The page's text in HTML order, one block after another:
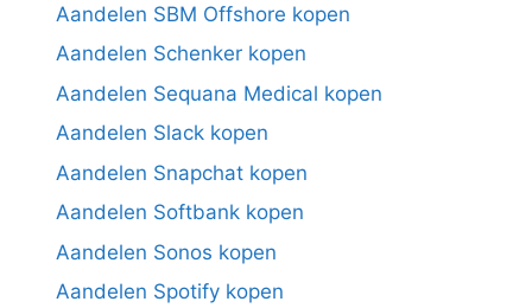
Aandelen SBM Offshore kopen
Aandelen Schenker kopen
Aandelen Sequana Medical kopen
Aandelen Slack kopen
Aandelen Snapchat kopen
Aandelen Softbank kopen
Aandelen Sonos kopen
Aandelen Spotify kopen